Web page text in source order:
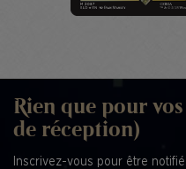
Rien que pour
de réception)
Inscrivez-vous pour être